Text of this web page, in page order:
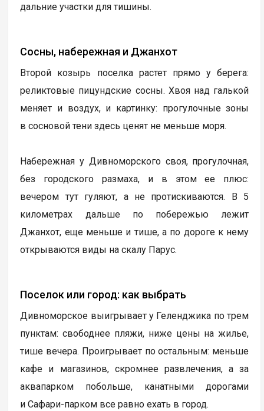
дальние участки для тишины.
Сосны, набережная и Джанхот
Второй козырь поселка растет прямо у берега:
реликтовые пицундские сосны. Хвоя над галькой
меняет и воздух, и картинку: прогулочные зоны
в сосновой тени здесь ценят не меньше моря.
Набережная у Дивноморского своя, прогулочная,
без городского размаха, и в этом ее плюс:
вечером тут гуляют, а не протискиваются. В 5
километрах дальше по побережью лежит
Джанхот, еще меньше и тише, а по дороге к нему
открываются виды на скалу Парус.
Поселок или город: как выбрать
Дивноморское выигрывает у Геленджика по трем
пунктам: свободнее пляжи, ниже цены на жилье,
тише вечера. Проигрывает по остальным: меньше
кафе и магазинов, скромнее развлечения, а за
аквапарком побольше, канатными дорогами
и Сафари-парком все равно ехать в город.